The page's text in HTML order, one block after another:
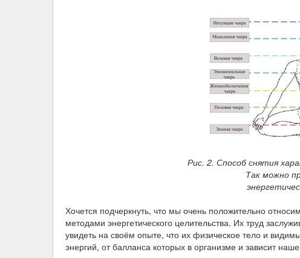
Рис. 2. Способ снятия
Так можно
Хочется подчеркнуть, что мы очень положительно
методами энергетического целительства. Их труд
увидеть на своём опыте, что их физическое тело и
энергий, от балланса которых в организме и зависит